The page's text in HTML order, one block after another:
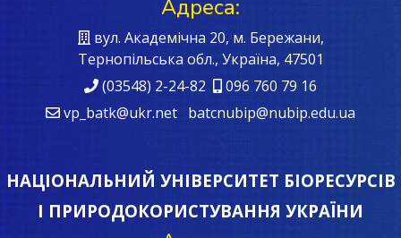
Адреса:
вул. Академічна 20, м. Бережани,
Тернопільська обл., Україна, 47501
(03548) 2-24-82
096 760 79 16
vp_batk@ukr.net batcnubip@nubip.edu.ua
НАЦІОНАЛЬНИЙ УНІВЕРСИТЕТ БІОРЕСУРСІВ
І ПРИРОДОКОРИСТУВАННЯ УКРАЇНИ